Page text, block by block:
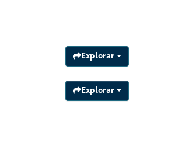
Explorar
Explorar